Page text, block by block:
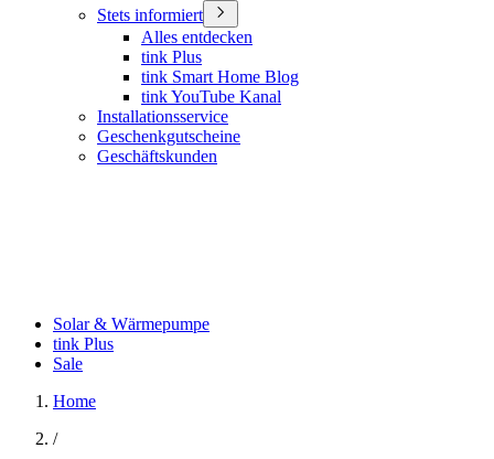
Stets informiert
Alles entdecken
tink Plus
tink Smart Home Blog
tink YouTube Kanal
Installationsservice
Geschenkgutscheine
Geschäftskunden
Solar & Wärmepumpe
tink Plus
Sale
Home
/